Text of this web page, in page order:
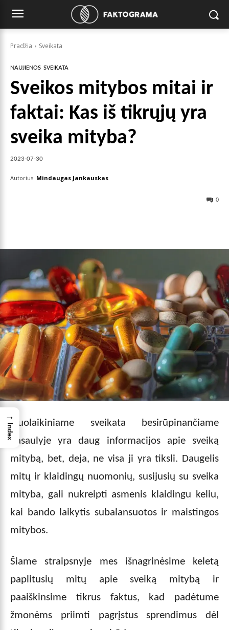
Pradžia Sveikata
NAUJIENOS SVEIKATA
Sveikos mitybos mitai ir
faktai: Kas iš tikrųjų yra
sveika mityba?
2023-07-30
Autorius: Mindaugas Jankauskas
0
Šiuolaikiniame sveikata besirūpinančiame
pasaulyje yra daug informacijos apie sveiką
mitybą, bet, deja, ne visa ji yra tiksli. Daugelis
mitų ir klaidingų nuomonių, susijusių su sveika
mityba, gali nukreipti asmenis klaidingu keliu,
kai bando laikytis subalansuotos ir maistingos
mitybos.
Šiame straipsnyje mes išnagrinėsime keletą
paplitusių mitų apie sveiką mitybą ir
paaiškinsime tikrus faktus, kad padėtume
žmonėms priimti pagrįstus sprendimus dėl
→
Index